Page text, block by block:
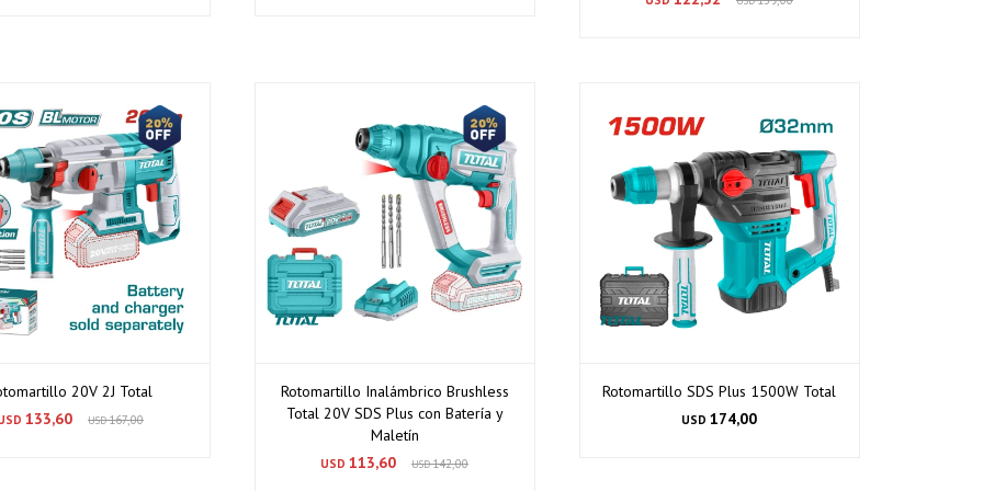
20V 2J Total
133,60 USD167,00
Rotomartillo Inalámbrico Brushless
Total 20V SDS Plus con Batería y
Maletín
USD 113,60 USD142,00
Rotomartillo SDS Plus 1500W Total
USD 174,00